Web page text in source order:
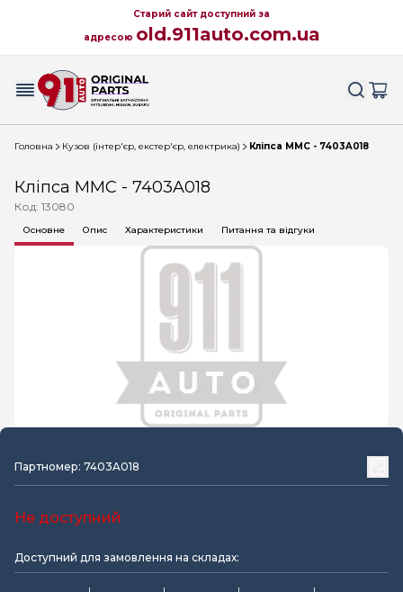
Старий сайт доступний за
адресою old.911auto.com.ua
Головна Кузов (інтер'єр, екстер'єр, електрика) Кліпса MMC - 7403A018
Кліпса MMC - 7403A018
Код: 13080
Основне Опис Характеристики Питання та відгуки
Партномер: 7403A018
Не доступний
Доступний для замовлення на складах: